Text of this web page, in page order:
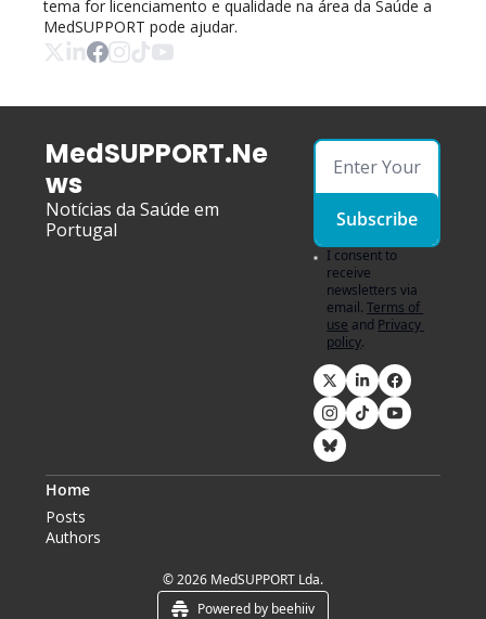
tema for licenciamento e qualidade na área da Saúde a
MedSUPPORT pode ajudar.
MedSUPPORT.Ne
ws
Notícias da Saúde em
Portugal
Subscribe
I consent to
receive
newsletters via
email. Terms of
use and Privacy
policy.
Home
Posts
Authors
© 2026 MedSUPPORT Lda.
Powered by beehiiv